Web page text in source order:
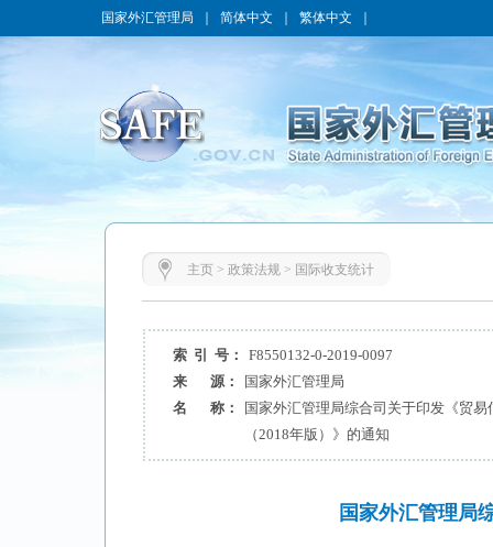
国家外汇管理局 简体中文 繁体中文
主页> 政策法规> 国际收支统计
索 引 号：
F8550132-0-2019-0097
来 源：
国家外汇管理局
名 称：
国家外汇管理局综合司关于印发《贸
（2018年版）》的通知
国家外汇管理局